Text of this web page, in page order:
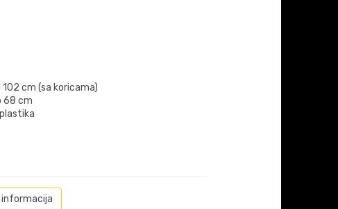
102 cm (sa koricama)
68 cm